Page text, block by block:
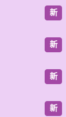
新
新
新
新